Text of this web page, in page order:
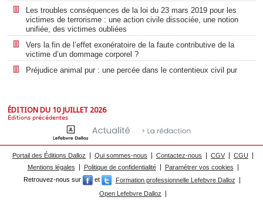
Les troubles conséquences de la loi du 23 mars 2019 pour les
victimes de terrorisme : une action civile dissociée, une notion
unifiée, des victimes oubliées
Vers la fin de l’effet exonératoire de la faute contributive de la
victime d’un dommage corporel ?
Préjudice animal pur : une percée dans le contentieux civil pur
ÉDITION DU 10 JUILLET 2026
Éditions précédentes
Portail des Éditions Dalloz Qui sommes-nous Contactez-nous CGV
CGU
Mentions légales
Politique de confidentialité
Paramétrer vos cookies
Retrouvez-nous sur
et
Formation professionnelle Lefebvre Dalloz
Open Lefebvre Dalloz